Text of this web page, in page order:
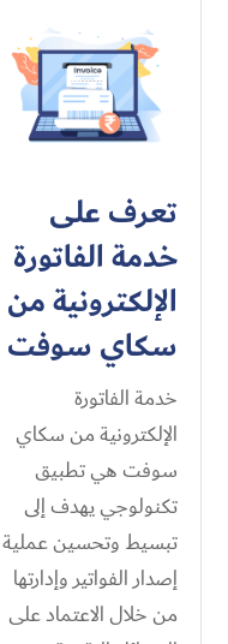
تعرف على
خدمة الفاتورة
الإلكترونية من
سكاي سوفت
خدمة الفاتورة
الإلكترونية من سكاي
سوفت هي تطبيق
تكنولوجي يهدف إلى
تبسيط وتحسين عملية
إصدار الفواتير وإدارتها
من خلال الاعتماد على